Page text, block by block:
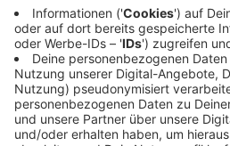
Deutschland von über 100
gemeldet."
Anzeige
Betrugsseiten locken mit